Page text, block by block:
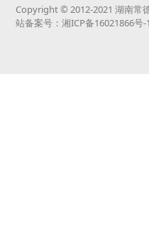
Copyright © 2012-2021 湖南常
站备案号：湘ICP备16021866号-1